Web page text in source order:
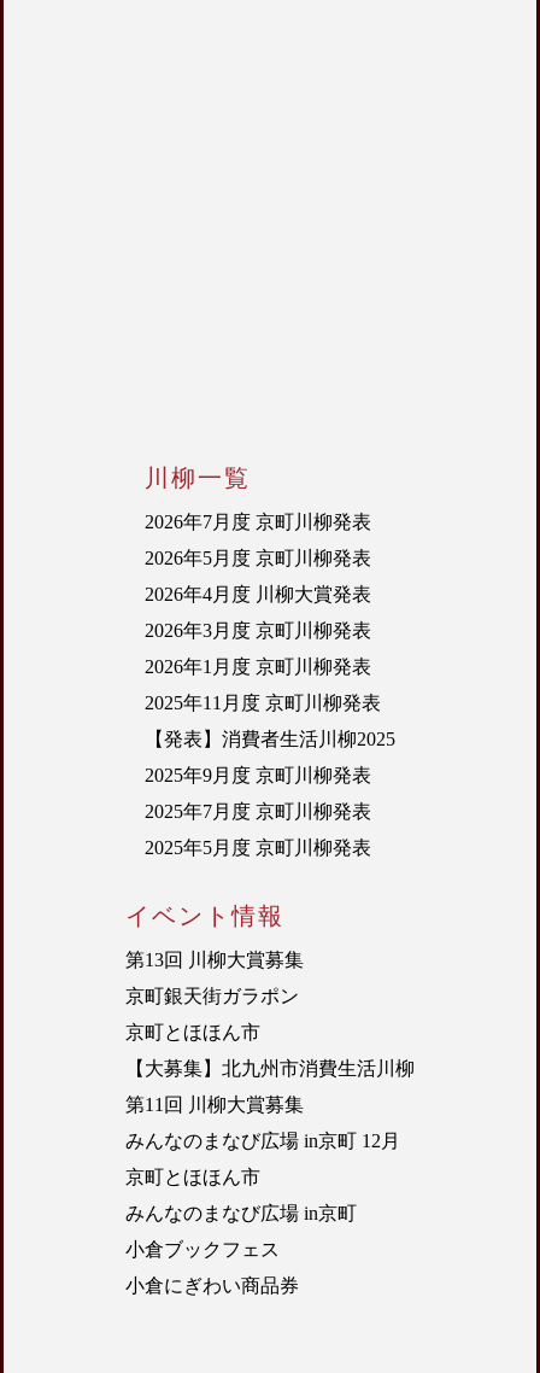
イベント情報
第13回 川柳大賞募集
京町銀天街ガラポン
京町とほほん市
【大募集】北九州市消費生活川柳
第11回 川柳大賞募集
みんなのまなび広場 in京町 12月
京町とほほん市
みんなのまなび広場 in京町
小倉ブックフェス
小倉にぎわい商品券
川柳一覧
2026年7月度 京町川柳発表
2026年5月度 京町川柳発表
2026年4月度 川柳大賞発表
2026年3月度 京町川柳発表
2026年1月度 京町川柳発表
2025年11月度 京町川柳発表
【発表】消費者生活川柳2025
2025年9月度 京町川柳発表
2025年7月度 京町川柳発表
2025年5月度 京町川柳発表